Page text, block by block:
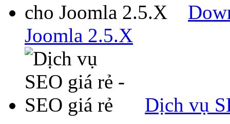
Joomla 2.5.X
Dịch vụ